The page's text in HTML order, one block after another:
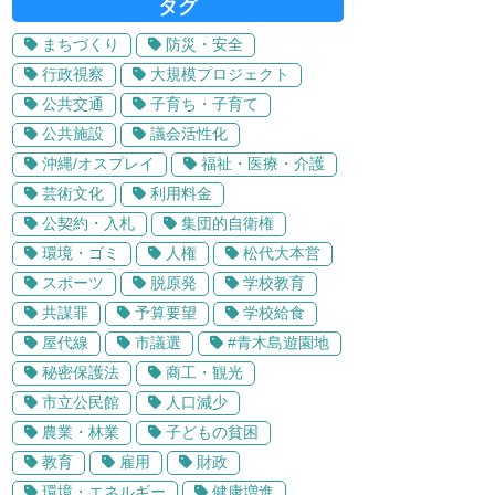
タグ
まちづくり
防災・安全
行政視察
大規模プロジェクト
公共交通
子育ち・子育て
公共施設
議会活性化
沖縄/オスプレイ
福祉・医療・介護
芸術文化
利用料金
公契約・入札
集団的自衛権
環境・ゴミ
人権
松代大本営
スポーツ
脱原発
学校教育
共謀罪
予算要望
学校給食
屋代線
市議選
#青木島遊園地
秘密保護法
商工・観光
市立公民館
人口減少
農業・林業
子どもの貧困
教育
雇用
財政